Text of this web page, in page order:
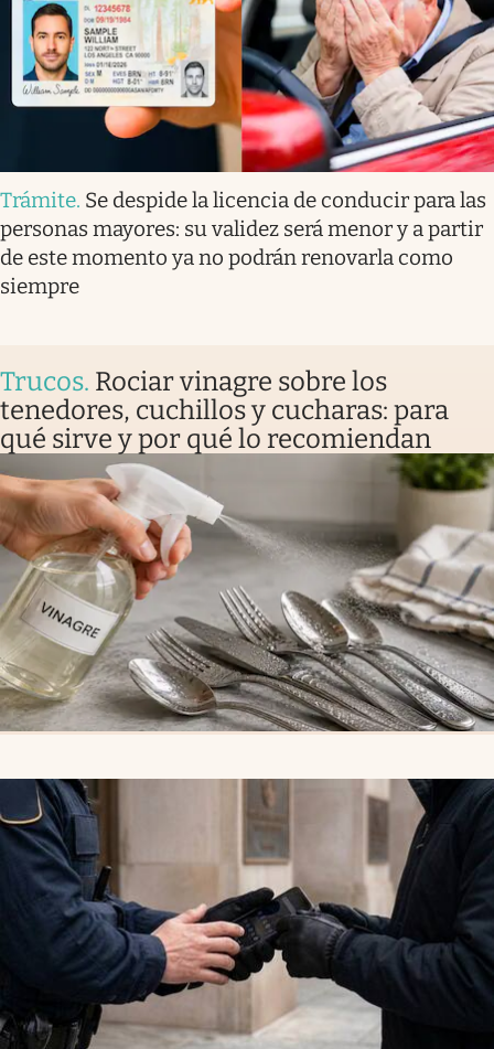
Trámite. Se despide la licencia de conducir para las
personas mayores: su validez será menor y a partir
de este momento ya no podrán renovarla como
siempre
Trucos. Rociar vinagre sobre los
tenedores, cuchillos y cucharas: para
qué sirve y por qué lo recomiendan